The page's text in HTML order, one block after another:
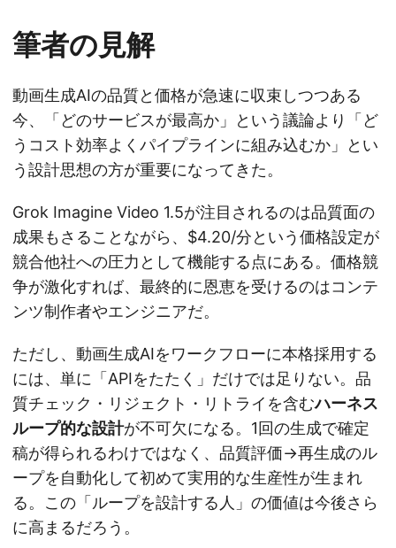
筆者の見解
動画生成AIの品質と価格が急速に収束しつつある
今、「どのサービスが最高か」という議論より「ど
うコスト効率よくパイプラインに組み込むか」とい
う設計思想の方が重要になってきた。
Grok Imagine Video 1.5が注目されるのは品質面の
成果もさることながら、$4.20/分という価格設定が
競合他社への圧力として機能する点にある。価格競
争が激化すれば、最終的に恩恵を受けるのはコンテ
ンツ制作者やエンジニアだ。
ただし、動画生成AIをワークフローに本格採用する
には、単に「APIをたたく」だけでは足りない。品
質チェック・リジェクト・リトライを含むハーネス
ループ的な設計が不可欠になる。1回の生成で確定
稿が得られるわけではなく、品質評価→再生成のル
ープを自動化して初めて実用的な生産性が生まれ
る。この「ループを設計する人」の価値は今後さら
に高まるだろう。